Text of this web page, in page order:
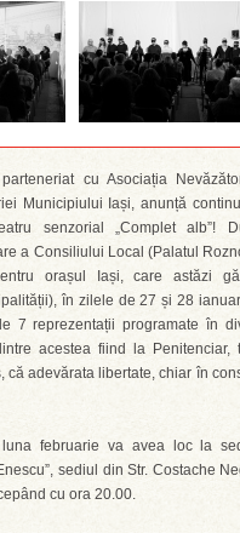
cu Asociația
Municipiului Iași, anunță
senzorial „Complet alb”!
a Consiliului Local (Palatul
orașul Iași, care astăzi
în zilele de 27 și 28
7 reprezentații programate în
acestea fiind la Penitenciar,
că adevărata libertate, chiar în
februarie va avea loc la
sediul din Str. Costache
cu ora 20.00.